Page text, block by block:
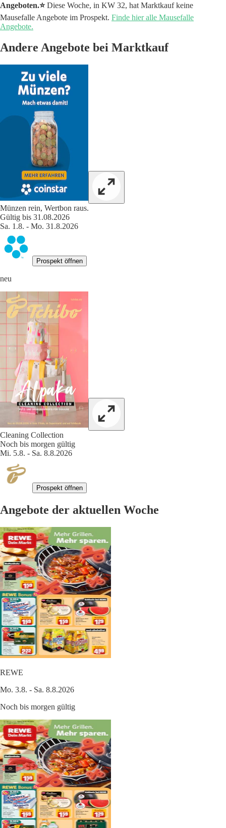
Angeboten.⭐️Diese Woche, in KW 32, hat Marktkauf keine
Mausefalle Angebote im Prospekt. Finde hier alle Mausefalle
Angebote.
Andere Angebote bei Marktkauf
Münzen rein, Wertbon raus.
Gültig bis 31.08.2026
Sa. 1.8. - Mo. 31.8.2026
Prospekt öffnen
neu
Cleaning Collection
Noch bis morgen gültig
Mi. 5.8. - Sa. 8.8.2026
Prospekt öffnen
Angebote der aktuellen Woche
REWE
Mo. 3.8. - Sa. 8.8.2026
Noch bis morgen gültig